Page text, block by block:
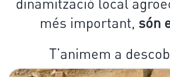
més important, són
T’animem a